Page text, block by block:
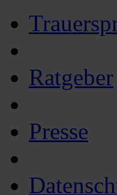
Ratgeber
Presse